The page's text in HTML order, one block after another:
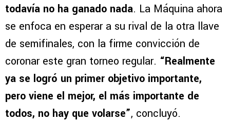
todavía no ha ganado nada. La Máquina ahora
se enfoca en esperar a su rival de la otra llave
de semifinales, con la firme convicción de
coronar este gran torneo regular. “Realmente
ya se logró un primer objetivo importante,
pero viene el mejor, el más importante de
todos, no hay que volarse”, concluyó.